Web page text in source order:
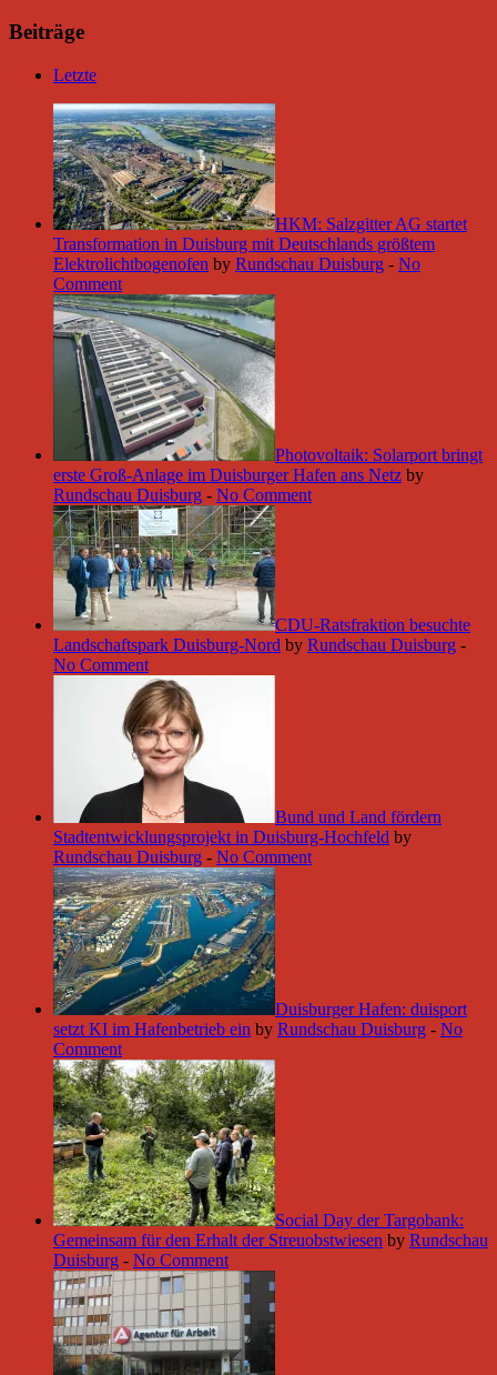
Beiträge
Letzte
HKM: Salzgitter AG startet
Transformation in Duisburg mit Deutschlands größtem
Elektrolichtbogenofen by Rundschau Duisburg - No
Comment
Photovoltaik: Solarport bringt
erste Groß-Anlage im Duisburger Hafen ans Netz by
Rundschau Duisburg - No Comment
CDU-Ratsfraktion besuchte
Landschaftspark Duisburg-Nord by Rundschau Duisburg -
No Comment
Bund und Land fördern
Stadtentwicklungsprojekt in Duisburg-Hochfeld by
Rundschau Duisburg - No Comment
Duisburger Hafen: duisport
setzt KI im Hafenbetrieb ein by Rundschau Duisburg - No
Comment
Social Day der Targobank:
Gemeinsam für den Erhalt der Streuobstwiesen by Rundschau
Duisburg - No Comment